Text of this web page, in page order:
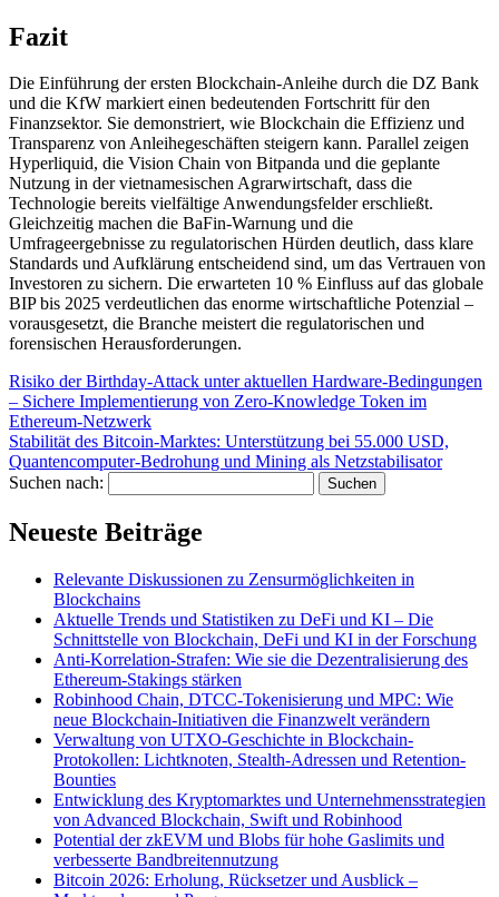
Fazit
Die Einführung der ersten Blockchain-Anleihe durch die DZ Bank
und die KfW markiert einen bedeutenden Fortschritt für den
Finanzsektor. Sie demonstriert, wie Blockchain die Effizienz und
Transparenz von Anleihegeschäften steigern kann. Parallel zeigen
Hyperliquid, die Vision Chain von Bitpanda und die geplante
Nutzung in der vietnamesischen Agrarwirtschaft, dass die
Technologie bereits vielfältige Anwendungsfelder erschließt.
Gleichzeitig machen die BaFin-Warnung und die
Umfrageergebnisse zu regulatorischen Hürden deutlich, dass klare
Standards und Aufklärung entscheidend sind, um das Vertrauen von
Investoren zu sichern. Die erwarteten 10 % Einfluss auf das globale
BIP bis 2025 verdeutlichen das enorme wirtschaftliche Potenzial –
vorausgesetzt, die Branche meistert die regulatorischen und
forensischen Herausforderungen.
Risiko der Birthday-Attack unter aktuellen Hardware-Bedingungen
– Sichere Implementierung von Zero-Knowledge Token im
Ethereum-Netzwerk
Stabilität des Bitcoin-Marktes: Unterstützung bei 55.000 USD,
Quantencomputer-Bedrohung und Mining als Netzstabilisator
Suchen nach:
Neueste Beiträge
Relevante Diskussionen zu Zensurmöglichkeiten in
Blockchains
Aktuelle Trends und Statistiken zu DeFi und KI – Die
Schnittstelle von Blockchain, DeFi und KI in der Forschung
Anti-Korrelation-Strafen: Wie sie die Dezentralisierung des
Ethereum-Stakings stärken
Robinhood Chain, DTCC-Tokenisierung und MPC: Wie
neue Blockchain-Initiativen die Finanzwelt verändern
Verwaltung von UTXO-Geschichte in Blockchain-
Protokollen: Lichtknoten, Stealth-Adressen und Retention-
Bounties
Entwicklung des Kryptomarktes und Unternehmensstrategien
von Advanced Blockchain, Swift und Robinhood
Potential der zkEVM und Blobs für hohe Gaslimits und
verbesserte Bandbreitennutzung
Bitcoin 2026: Erholung, Rücksetzer und Ausblick –